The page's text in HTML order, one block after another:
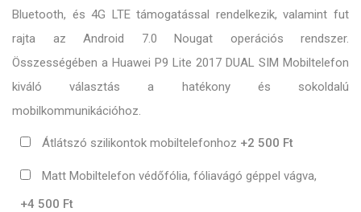
Bluetooth, és 4G LTE támogatással rendelkezik, valamint fut
rajta az Android 7.0 Nougat operációs rendszer.
Összességében a Huawei P9 Lite 2017 DUAL SIM Mobiltelefon
kiváló választás a hatékony és sokoldalú
mobilkommunikációhoz.
Átlátszó szilikontok mobiltelefonhoz +2 500 Ft
Matt Mobiltelefon védőfólia, fóliavágó géppel vágva,
+4 500 Ft